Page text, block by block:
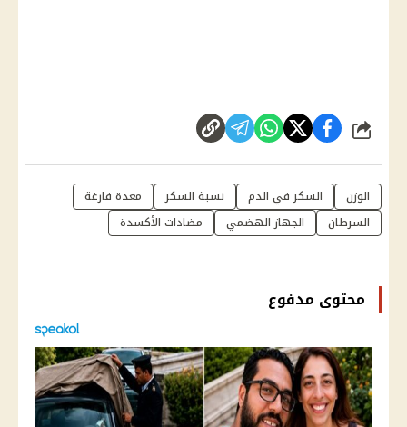
شارك
الوزن السكر في الدم نسبة السكر
معدة فارغة
السرطان
الجهاز الهضمي مضادات الأكسدة
محتوى مدفوع